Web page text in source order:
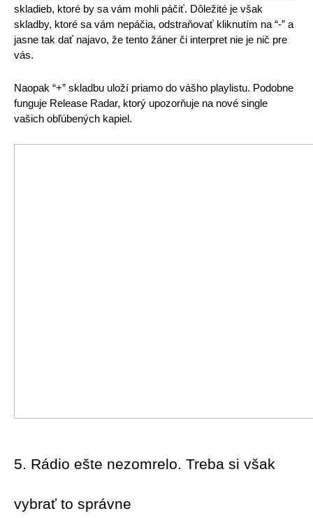
skladieb, ktoré by sa vám mohli páčiť. Dôležité je však
skladby, ktoré sa vám nepáčia, odstraňovať kliknutím na “-” a
jasne tak dať najavo, že tento žáner či interpret nie je nič pre
vás.
Naopak “+” skladbu uloží priamo do vášho playlistu. Podobne
funguje Release Radar, ktorý upozorňuje na nové single
vašich obľúbených kapiel.
5. Rádio ešte nezomrelo. Treba si však
vybrať to správne